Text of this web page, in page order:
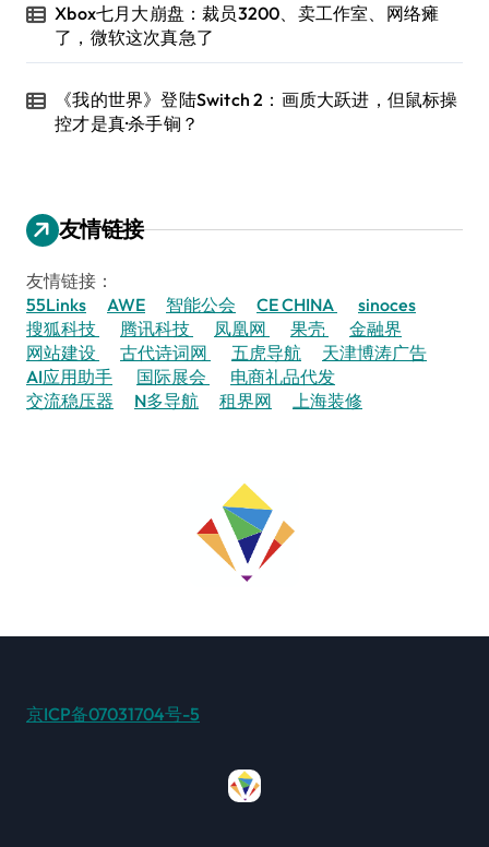
Xbox七月大崩盘：裁员3200、卖工作室、网络瘫
了，微软这次真急了
《我的世界》登陆Switch 2：画质大跃进，但鼠标操
控才是真·杀手锏？
友情链接
友情链接：
55Links
AWE 智能公会 CE CHINA
sinoces
搜狐科技
腾讯科技 凤凰网 果壳
金融界
网站建设
古代诗词网 五虎导航
天津博涛广告
AI应用助手
国际展会
电商礼品代发
交流稳压器
N多导航 租界网 上海装修
京ICP备07031704号-5